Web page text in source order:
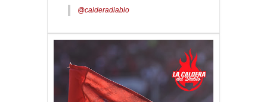
@calderadiablo